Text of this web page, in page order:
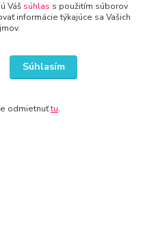
Váš súhlas s použitím súborov
informácie týkajúce sa Vašich
Súhlasím
odmietnuťtu.